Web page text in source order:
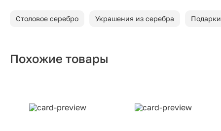
Столовое серебро Украшения из серебра
Похожие товары